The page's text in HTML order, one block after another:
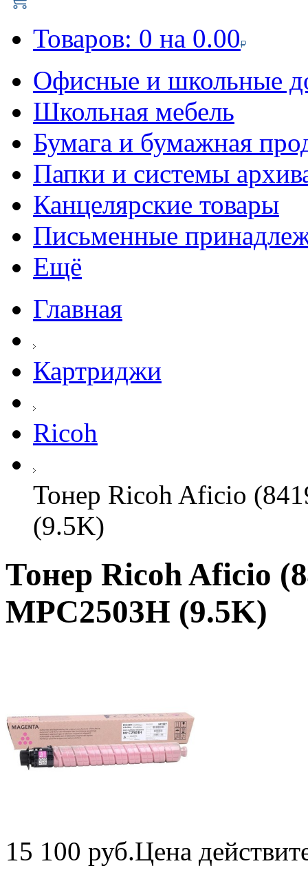
Товаров: 0 на 0.00
Офисные и школьные
Школьная мебель
Бумага и бумажная
Папки и системы
Канцелярские товары
Письменные
Ещё
Главная
Картриджи
Ricoh
Тонер Ricoh Aficio
(9.5K)
Тонер Ricoh Aficio
MPC2503H (9.5K)
15 100 руб.Цена